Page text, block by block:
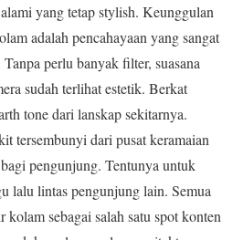
yang tetap stylish. Keunggulan
adalah pencahayaan yang sangat
perlu banyak filter, suasana
sudah terlihat estetik. Berkat
tone dari lanskap sekitarnya.
tersembunyi dari pusat keramaian
pengunjung. Tentunya untuk
lalu lintas pengunjung lain. Semua
sebagai salah satu spot konten